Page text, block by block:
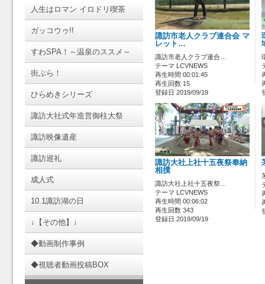
人生はロマン イロドリ喫茶
ガッコウゥ!!
すわSPA！～温泉のススメ～
街ぶら！
ひらめきシリーズ
諏訪大社式年造営御柱大祭
諏訪映像遺産
諏訪巡礼
成人式
10.1諏訪湖の日
↓【その他】↓
◆動画制作事例
◆視聴者動画投稿BOX
諏訪市老人クラブ連合会 マ
レット…
諏訪市老人クラブ連合…
テーマ LCVNEWS
再生時間 00:01:45
再生回数 15
登録日 2019/09/19
諏訪大社上社十五夜祭奉納
相撲
諏訪大社上社十五夜祭…
テーマ LCVNEWS
再生時間 00:06:02
再生回数 343
登録日 2019/09/19